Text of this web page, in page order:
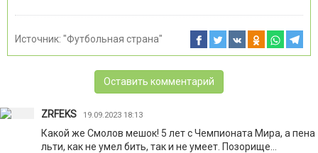
Источник: "Футбольная страна"
Оставить комментарий
ZRFEKS 19.09.2023 18:13
Какой же Смолов мешок! 5 лет с Чемпионата Мира, а пена
льти, как не умел бить, так и не умеет. Позорище...